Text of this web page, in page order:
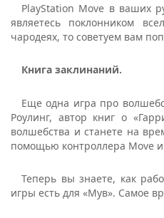
PlayStation Move в ваших
являетесь поклонником
чародеях, то советуем вам
Книга заклинаний.
Еще одна игра про
Роулинг, автор книг о
волшебства и станете на
помощью контроллера Move
Теперь вы знаете, как
игры есть для «Мув». Самое